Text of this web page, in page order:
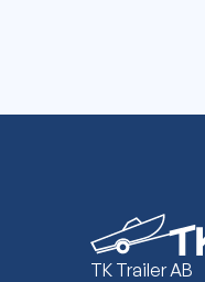
TK Trailer AB